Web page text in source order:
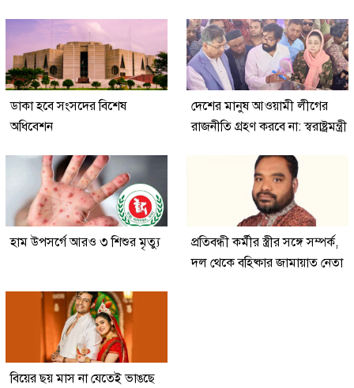
ডাকা হবে সংসদের বিশেষ
অধিবেশন
দেশের মানুষ আওয়ামী লীগের
রাজনীতি গ্রহণ করবে না: স্বরাষ্ট্রমন্ত্রী
হাম উপসর্গে আরও ৩ শিশুর মৃত্যু
প্রতিবন্ধী কর্মীর স্ত্রীর সঙ্গে সম্পর্ক,
দল থেকে বহিষ্কার জামায়াত নেতা
বিয়ের ছয় মাস না যেতেই ভাঙছে